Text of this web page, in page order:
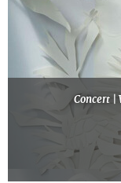
Concert |